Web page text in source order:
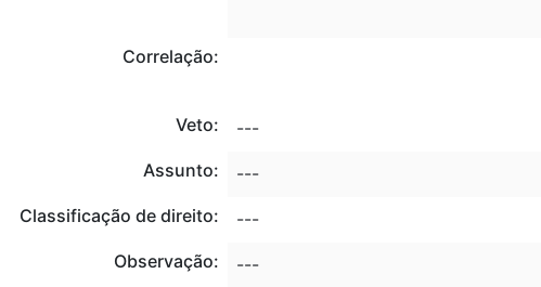
Correlação:
Veto:
---
Assunto:
---
Classificação de direito:
---
Observação:
---